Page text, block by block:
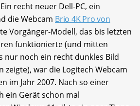
recht neuer Dell-PC, ein
die Webcam Brio 4K Pro von
Vorgänger-Modell, das bis letzten
funktionierte (und mitten
nur noch ein recht dunkles Bild
zeigte), war die Logitech Webcam
im Jahr 2007. Nach so einer
ein Gerät schon mal